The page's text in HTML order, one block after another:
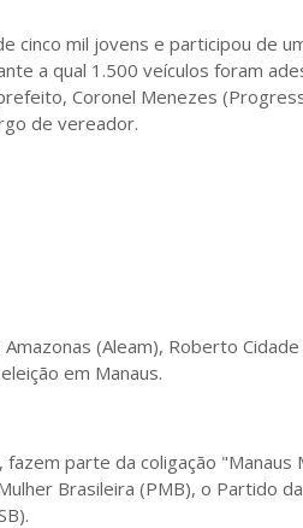
cinco mil jovens e participou de
a qual 1.500 veículos foram
Coronel Menezes
de vereador.
(Aleam), Roberto
em Manaus.
parte da coligação "Manaus
Brasileira (PMB), o Partido